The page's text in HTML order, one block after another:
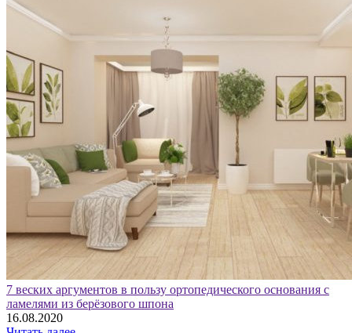
7 веских аргументов в пользу ортопедического основания с
ламелями из берёзового шпона
16.08.2020